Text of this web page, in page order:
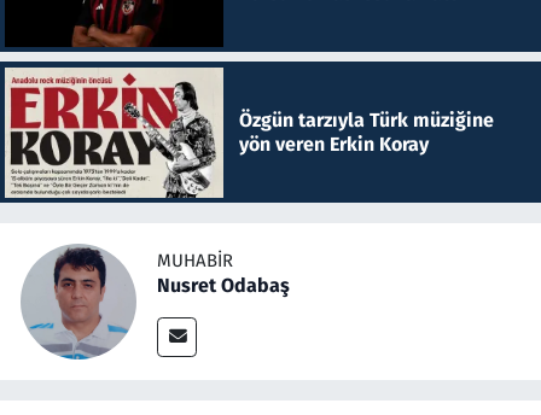
Özgün tarzıyla Türk müziğine
yön veren Erkin Koray
MUHABIR
Nusret Odabaş